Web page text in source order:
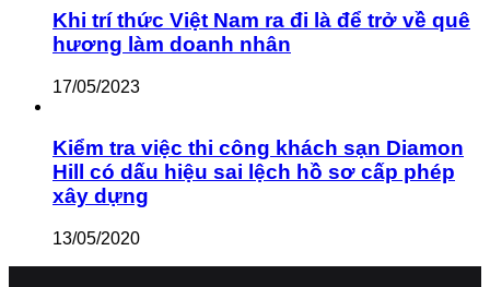
Khi trí thức Việt Nam ra đi là để trở về quê
hương làm doanh nhân
17/05/2023
Kiểm tra việc thi công khách sạn Diamon
Hill có dấu hiệu sai lệch hồ sơ cấp phép
xây dựng
13/05/2020